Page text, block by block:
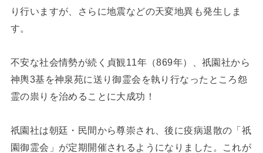
り行いますが、さらに地震などの天変地異も発生しま
す。
不安な社会情勢が続く貞観11年（869年）、祇園社から
神輿3基を神泉苑に送り御霊会を執り行なったところ怨
霊の祟りを治めることに大成功！
祇園社は朝廷・民間から尊崇され、後に疫病退散の「祇
園御霊会」が定期開催されるようになりました。これが